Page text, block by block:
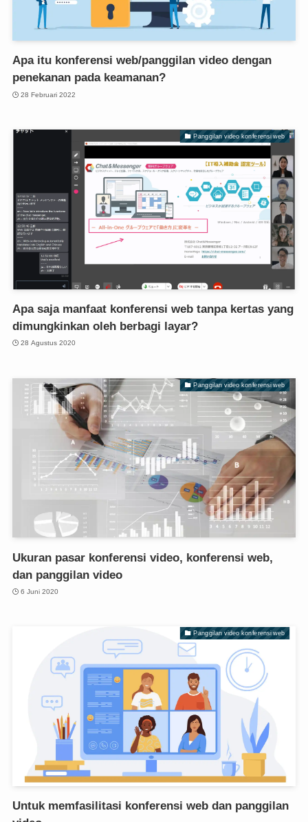
Apa itu konferensi web/panggilan video dengan
penekanan pada keamanan?
28 Februari 2022
Panggilan video konferensi web
Apa saja manfaat konferensi web tanpa kertas yang
dimungkinkan oleh berbagi layar?
28 Agustus 2020
Panggilan video konferensi web
Ukuran pasar konferensi video, konferensi web,
dan panggilan video
6 Juni 2020
Panggilan video konferensi web
Untuk memfasilitasi konferensi web dan panggilan